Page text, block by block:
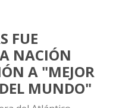
FUE
NACIÓN
A "MEJOR
MUNDO"